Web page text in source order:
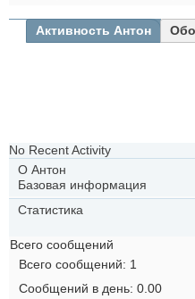
Активность Антон
No Recent Activity
О Антон
Базовая информация
Статистика
Всего сообщений
Всего сообщений
1
Сообщений в день 0.00